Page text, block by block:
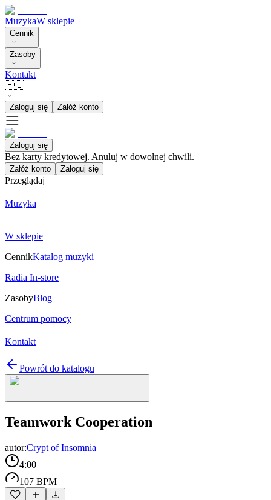
MuzykaW sklepie
Cennik
Zasoby
Kontakt
🇵🇱
Zaloguj się Załóż konto
Zaloguj się
Bez karty kredytowej. Anuluj w dowolnej chwili.
Załóż konto Zaloguj się
Przeglądaj
Muzyka
W sklepie
CennikKatalog muzyki
Radia In-store
ZasobyBlog
Centrum pomocy
Kontakt
Powrót do katalogu
Teamwork Cooperation
autor:Crypt of Insomnia
4:00
107 BPM